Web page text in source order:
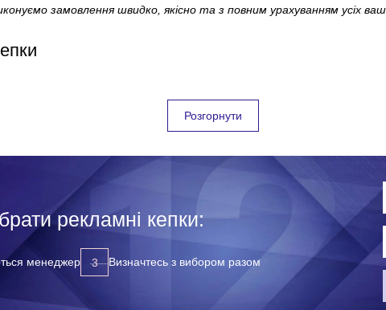
замовлення швидко, якісно та з повним урахуванням усіх
потужний маркетинговий інструмент, який дозволяє:
Розгорнути
рекламні кепки:
менеджер
Визначтесь з вибором разом